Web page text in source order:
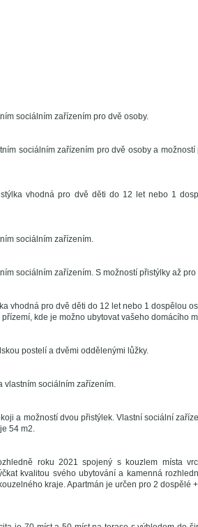
sociálním zařízením pro dvě osoby.
sociálním zařízením pro dvě osoby a možností
vhodná pro dvě děti do 12 let nebo 1
sociálním zařízením.
sociálním zařízením. S možností přistýlky až pro
vhodná pro dvě děti do 12 let nebo 1 dospělou
kde je možno ubytovat vašeho domácího
postelí a dvěmi oddělenými lůžky.
vlastním sociálním zařízením.
a možností dvou přistýlek. Vlastní sociální
54 m2.
roku 2021 spojený s kouzlem místa
kvalitou svého ubytování a kamenná
kraje. Apartmán je určen pro 2 dospělé